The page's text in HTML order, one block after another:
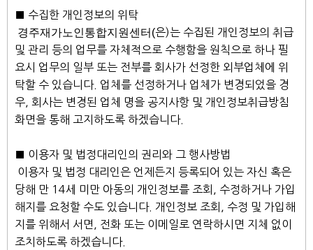
■ 수집한 개인정보의 위탁
경주재가노인통합지원센터(은)는 수집된 개인정보의 취급
및 관리 등의 업무를 자체적으로 수행함을 원칙으로 하나 필
요시 업무의 일부 또는 전부를 회사가 선정한 외부업체에 위
탁할 수 있습니다. 업체를 선정하거나 업체가 변경되었을 경
우, 회사는 변경된 업체 명을 공지사항 및 개인정보취급방침
화면을 통해 고지하도록 하겠습니다.
■ 이용자 및 법정대리인의 권리와 그 행사방법
이용자 및 법정 대리인은 언제든지 등록되어 있는 자신 혹은
당해 만 14세 미만 아동의 개인정보를 조회, 수정하거나 가입
해지를 요청할 수도 있습니다. 개인정보 조회, 수정 및 가입해
지를 위해서 서면, 전화 또는 이메일로 연락하시면 지체 없이
조치하도록 하겠습니다.